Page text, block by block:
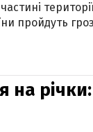
пройдуть
на